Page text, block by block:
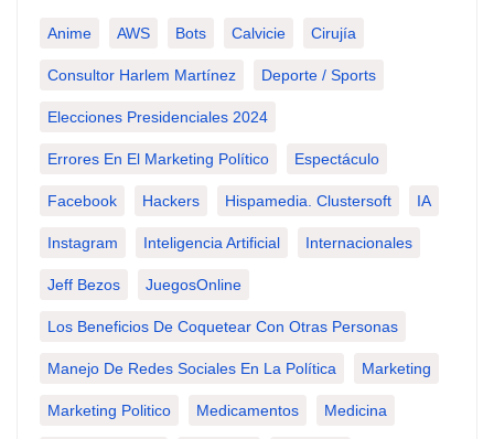
Anime AWS Bots Calvicie Cirujía
Consultor Harlem Martínez Deporte / Sports
Elecciones Presidenciales 2024
Errores En El Marketing Político Espectáculo
Facebook Hackers Hispamedia. Clustersoft IA
Instagram Inteligencia Artificial Internacionales
Jeff Bezos JuegosOnline
Los Beneficios De Coquetear Con Otras Personas
Manejo De Redes Sociales En La Política Marketing
Marketing Politico Medicamentos Medicina